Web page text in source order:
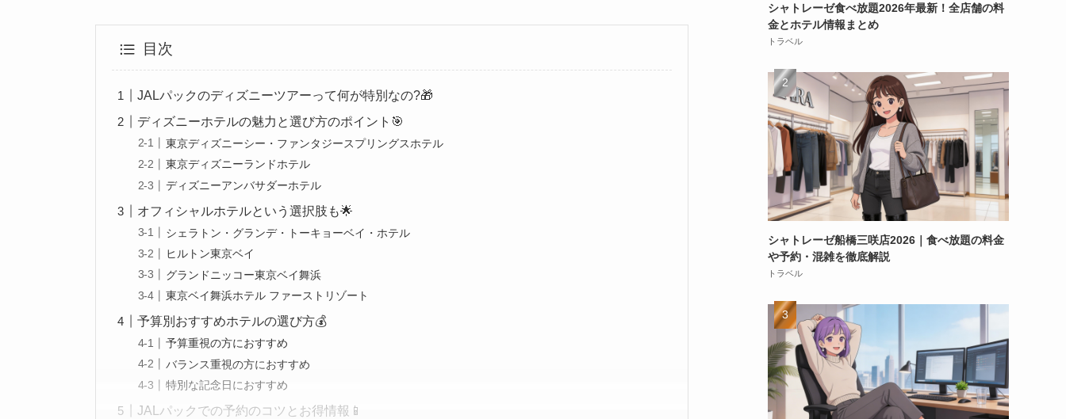
目次
JALパックのディズニーツアーって何が特別なの?🎁
ディズニーホテルの魅力と選び方のポイント🎯
東京ディズニーシー・ファンタジースプリングスホテル
東京ディズニーランドホテル
ディズニーアンバサダーホテル
オフィシャルホテルという選択肢も🌟
シェラトン・グランデ・トーキョーベイ・ホテル
ヒルトン東京ベイ
グランドニッコー東京ベイ舞浜
東京ベイ舞浜ホテル ファーストリゾート
予算別おすすめホテルの選び方💰
予算重視の方におすすめ
バランス重視の方におすすめ
特別な記念日におすすめ
JALパックでの予約のコツとお得情報📱
シャトレーゼ食べ放題2026年最新！全店舗の料
金とホテル情報まとめ
トラベル
シャトレーゼ船橋三咲店2026｜食べ放題の料金
や予約・混雑を徹底解説
トラベル